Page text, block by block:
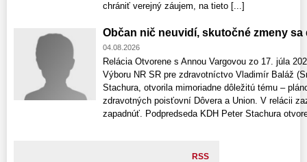
chrániť verejný záujem, na tieto [...]
Občan nič neuvidí, skutočné zmeny sa
04.08.2026
Relácia Otvorene s Annou Vargovou zo 17. júla
Výboru NR SR pre zdravotníctvo Vladimír Baláž
Stachura, otvorila mimoriadne dôležitú tému –
zdravotných poisťovní Dôvera a Union. V relácii
zapadnúť. Podpredseda KDH Peter Stachura
RSS